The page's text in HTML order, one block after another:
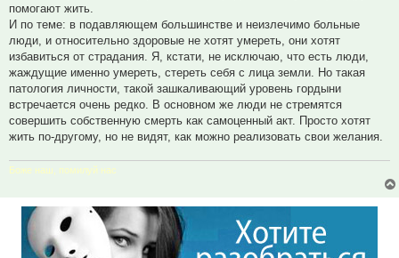
помогают жить.
И по теме: в подавляющем большинстве и неизлечимо больные
люди, и относительно здоровые не хотят умереть, они хотят
избавиться от страдания. Я, кстати, не исключаю, что есть люди,
жаждущие именно умереть, стереть себя с лица земли. Но такая
патология личности, такой зашкаливающий уровень гордыни
встречается очень редко. В основном же люди не стремятся
совершить собственную смерть как самоценный акт. Просто хотят
жить по-другому, но не видят, как можно реализовать свои желания.
Боже наш, помилуй нас